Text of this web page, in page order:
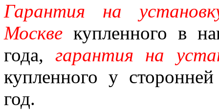
Гарантия на
Москве купленного в
года,гарантия на
купленного у
год.